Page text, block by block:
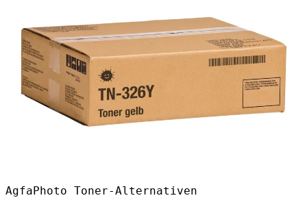
AgfaPhoto Toner-Alternativen